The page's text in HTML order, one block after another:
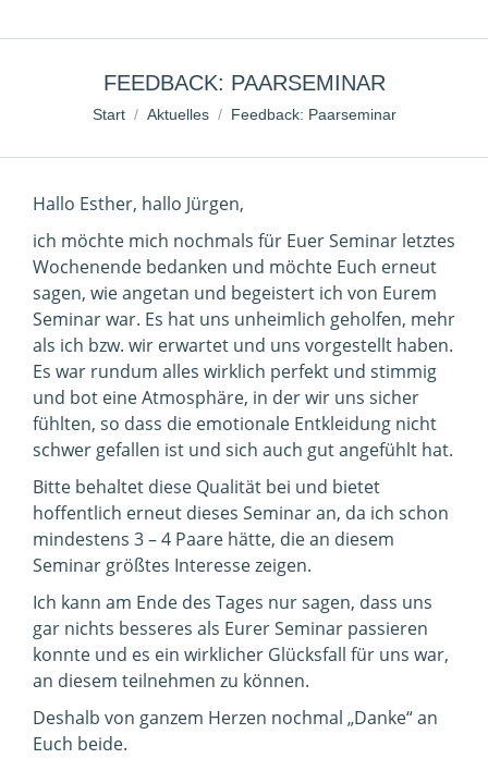
FEEDBACK: PAARSEMINAR
Sie befinden sich hier:
Start Aktuelles Feedback: Paarseminar
Hallo Esther, hallo Jürgen,
ich möchte mich nochmals für Euer Seminar letztes
Wochenende bedanken und möchte Euch erneut
sagen, wie angetan und begeistert ich von Eurem
Seminar war. Es hat uns unheimlich geholfen, mehr
als ich bzw. wir erwartet und uns vorgestellt haben.
Es war rundum alles wirklich perfekt und stimmig
und bot eine Atmosphäre, in der wir uns sicher
fühlten, so dass die emotionale Entkleidung nicht
schwer gefallen ist und sich auch gut angefühlt hat.
Bitte behaltet diese Qualität bei und bietet
hoffentlich erneut dieses Seminar an, da ich schon
mindestens 3 – 4 Paare hätte, die an diesem
Seminar größtes Interesse zeigen.
Ich kann am Ende des Tages nur sagen, dass uns
gar nichts besseres als Eurer Seminar passieren
konnte und es ein wirklicher Glücksfall für uns war,
an diesem teilnehmen zu können.
Deshalb von ganzem Herzen nochmal „Danke“ an
Euch beide.